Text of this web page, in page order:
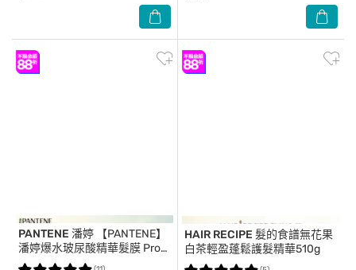
PANTENE 潘婷 【PANTENE】
潘婷爆水玻尿酸精華髮膜 Pro-
V高濃保濕髮膜12mlx8 (水潤修
HAIR RECIPE 髮的食譜無花果
白茶輕盈蓬鬆護髮精華510g